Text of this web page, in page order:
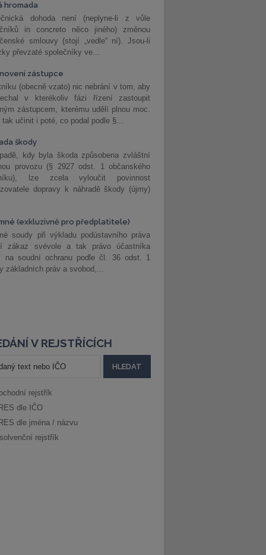
hromada
dohoda není (neplyne-li z vůle
in concreto něco jiného) změnou
smlouvy (stojí „vedle“ ní). Jsou-li
převzaté společníky ve...
zástupce
(obecně vzato) nic nebrání v tom, aby
v kterékoliv fázi řízení zastoupit
zástupcem, kterému udělí plnou moc.
tak učinit i poté, co podal podle §...
škody
kdy byla škoda způsobena zvláštní
provozu (§ 2927 odst. 1 občanského
lze zcela vyloučit povinnost
dopravy k náhradě škody (újmy)
(exkluzivně pro předplatitele)
soudy při výkladu podústavního práva
zákaz svévole a tak právo účastníka
na soudní ochranu podle čl. 36 odst. 1
základních práv a svobod,...
V REJSTŘÍCÍCH
rejstřík
dle IČO
dle jména / názvu
rejstřík